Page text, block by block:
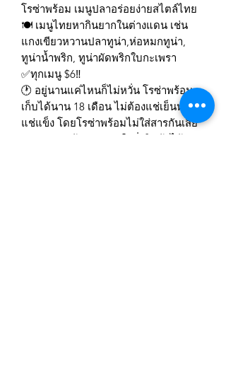
โรซ่าพร้อม เมนูปลาอร่อยง่ายสไตล์ไทย
🍽 เมนูไทยหากินยากในต่างแดน เช่น
แกงเขียวหวานปลาทูน่า,ห่อหมกทูน่า,
ทูน่าน้ำพริก, ทูน่าผัดพริกใบกะเพรา
✅ทุกเมนู $6‼️
🕐 อยู่นานแค่ไหนก็ไม่หวั่น โรซ่าพร้อม
เก็บได้นาน 18 เดือน ไม่ต้องแช่เย็นหรือ
แช่แข็ง โดยโรซ่าพร้อมไม่ใส่สารกันเสีย
และผงชูรสด้วยนะ‼️สนใจสั่งสินค้าได้ทาง